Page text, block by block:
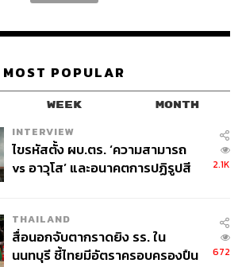
MOST POPULAR
WEEK MONTH
INTERVIEW
ไขรหัสตั้ง ผบ.ตร. ‘ความสามารถ
vs อาวุโส’ และอนาคตการปฏิรูปสี
2.1K
THAILAND
สื่อนอกจับตากราดยิง รร. ใน
นนทบุรี ชี้ไทยมีอัตราครอบครองปืน
672